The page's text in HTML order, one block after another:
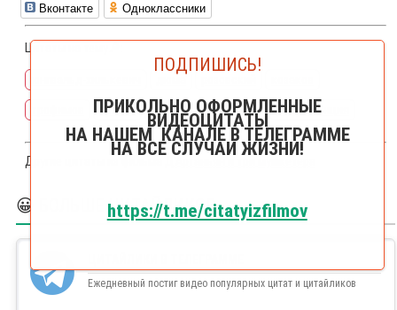
Вконтакте Одноклассники
Цитаты на тему🔎:
приказ отмаз отмазаться индульгенция
Другие цитаты из фильма
😀 БОЛЬШЕ ЦИТАЙЛИКОВ
Ежедневный постиг видео популярных цитат и цитайликов
ПОДПИШИСЬ!
ПРИКОЛЬНО ОФОРМЛЕННЫЕ
ВИДЕОЦИТАТЫ
НА НАШЕМ КАНАЛЕ В ТЕЛЕГРАММЕ
НА ВСЕ СЛУЧАИ ЖИЗНИ!
https://t.me/citatyizfilmov